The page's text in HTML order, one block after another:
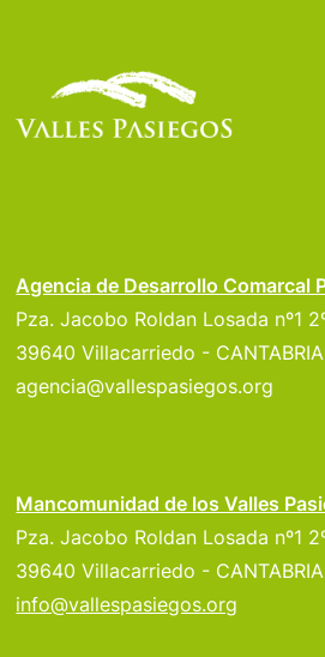
Agencia de Desarrollo Comarcal
Pza. Jacobo Roldan Losada nº1
39640 Villacarriedo - CANTABRIA
agencia@vallespasiegos.org
Mancomunidad de los Valles
Pza. Jacobo Roldan Losada nº1
39640 Villacarriedo - CANTABRIA
info@vallespasiegos.org